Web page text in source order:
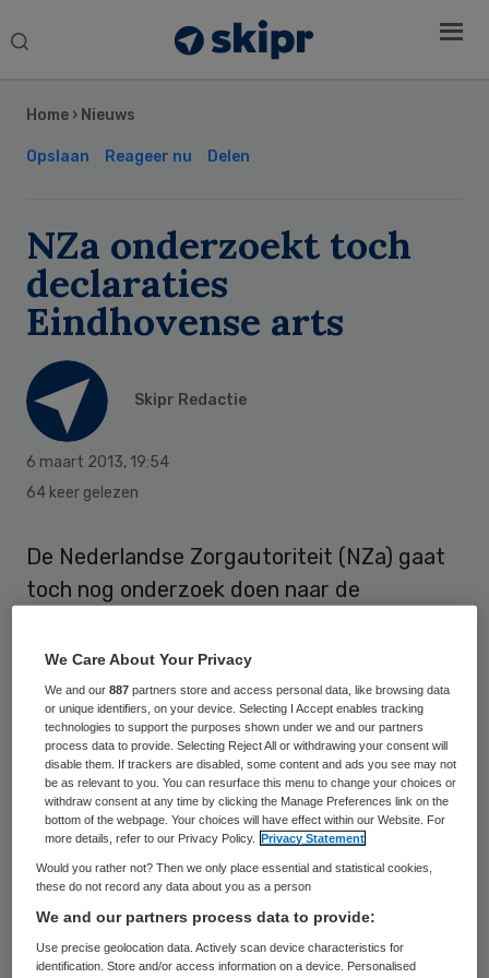
Search
Home › Nieuws
Opslaan Reageer nu Delen
NZa onderzoekt toch
declaraties
Eindhovense arts
Skipr Redactie
6 maart 2013, 19:54
64 keer gelezen
De Nederlandse Zorgautoriteit (NZa) gaat
toch nog onderzoek doen naar de
het Catharina Ziekenhuis in Eindhoven.
Minister Edith Schippers van
Volksgezondheid heeft dat woensdag aan
de Tweede Kamer gemeld.
Verzekeraars hadden eerder aan de bel
getrokken bij het ziekenhuis omdat de arts
behandelingen niet volgens de regels
declareerde. In forensisch
accountantsonderzoek werd daarna de
conclusie getrokken dat van fraude geen
Sidebar
We Care About Your Privacy
We and our887 partners store and access personal data, like browsing data
or unique identifiers, on your device. Selecting I Accept enables tracking
technologies to support the purposes shown under we and our partners
process data to provide. Selecting Reject All or withdrawing your consent will
disable them. If trackers are disabled, some content and ads you see may not
be as relevant to you. You can resurface this menu to change your choices or
withdraw consent at any time by clicking the Manage Preferences link on the
bottom of the webpage. Your choices will have effect within our Website. For
more details, refer to our Privacy Policy.
Privacy Statement
Would you rather not? Then we only place essential and statistical cookies,
these do not record any data about you as a person
We and our partners process data to provide:
Use precise geolocation data. Actively scan device characteristics for
identification. Store and/or access information on a device. Personalised